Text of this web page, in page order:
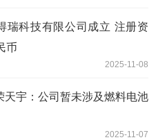
瑞科技有限公司成立 注册资
币
2025-11-08
天宇：公司暂未涉及燃料电池
2025-11-07